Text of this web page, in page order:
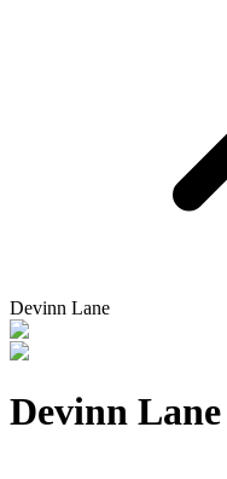
Devinn Lane
Devinn Lane